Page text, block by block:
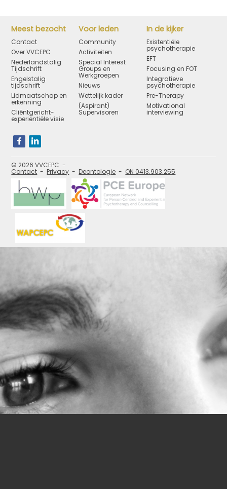
Meest bezocht
Contact
Over VVCEPC
Nederlandstalig
Tijdschrift
Engelstalig
tijdschrift
Lidmaatschap en
erkenning
Cliëntgericht-
experiëntiële visie
Voor leden
Community
Activiteiten
Special Interest
Groups en
Werkgroepen
Nieuws
Wettelijk kader
(Aspirant)
Supervisoren
In de kijker
Existentiële
psychotherapie
EFT
Focusing en FOT
Integratieve
psychotherapie
Pre-Therapy
Motivational
interviewing
Bezoek
onze
pagina's:
© 2026 VVCEPC
Contact Privacy Deontologie ON 0413.903.255